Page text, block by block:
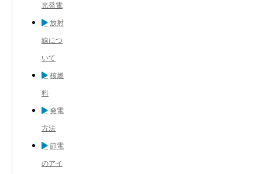
光発電
放射
線につ
いて
核燃
料
発電
方法
節電
のアイ